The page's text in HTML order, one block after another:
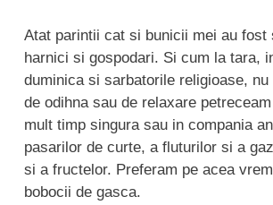
Atat parintii cat si bunicii mei au fost
harnici si gospodari. Si cum la tara,
duminica si sarbatorile religioase,
de odihna sau de relaxare
mult timp singura sau in compania
pasarilor de curte, a fluturilor si a
si a fructelor. Preferam pe acea
bobocii de gasca.